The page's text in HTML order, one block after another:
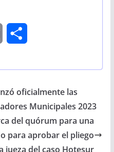
i
r
oficialmente las
Municipales 2023
del quórum para una
para aprobar el pliego
jueza del caso Hotesur